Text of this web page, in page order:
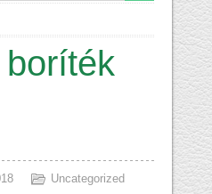
Uncategorized